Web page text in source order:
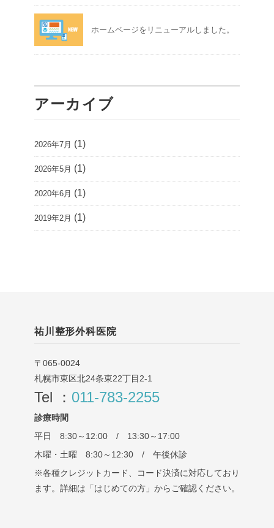
ホームページをリニューアルしました。
アーカイブ
2026年7月 (1)
2026年5月 (1)
2020年6月 (1)
2019年2月 (1)
祐川整形外科医院
〒065-0024
札幌市東区北24条東22丁目2-1
Tel ： 011-783-2255
診療時間
平日 8:30～12:00 / 13:30～17:00
木曜・土曜 8:30～12:30 / 午後休診
※各種クレジットカード、コード決済に対応しており
ます。詳細は「はじめての方」からご確認ください。